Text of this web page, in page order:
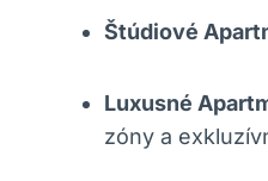
Štúdiové
Luxusné
zóny a